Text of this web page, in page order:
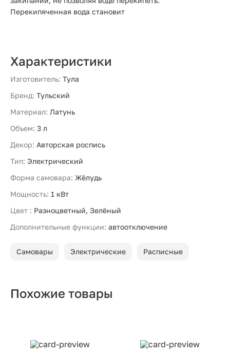
Перекипяченная вода становит
Характеристики
Изготовитель: Тула
Бренд: Тульский
Материал: Латунь
Объем: 3 л
Декор: Авторская роспись
Тип: Электрический
Форма самовара: Жёлудь
Мощность: 1 кВт
Цвет : Разноцветный, Зелёный
Дополнительные функции: автоотключение
Самовары Электрические Расписные
Похожие товары